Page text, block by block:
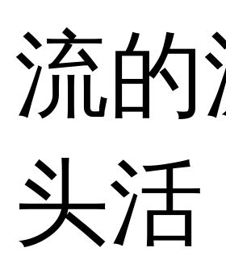
流的
头活